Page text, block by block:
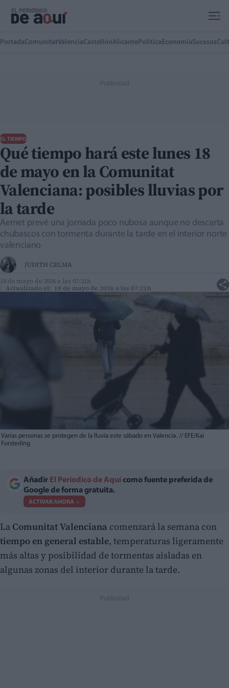
PortadaComunitatValenciaCastellónAlicante Política EconomíaSucesos
EL TIEMPO
Qué tiempo hará este lunes 18
de mayo en la Comunitat
Valenciana: posibles lluvias por
la tarde
Aemet prevé una jornada poco nubosa aunque no descarta
chubascos con tormenta durante la tarde en el interior norte
valenciano
JUDITH CELMA
18 de mayo de 2026 a las 07:21h
Actualizado el: 18 de mayo de 2026 a las 07:21h
Varias personas se protegen de la lluvia este sábado en Valencia. // EFE/Kai
Forsterling
Añadir El Periodico de Aquí como fuente preferida de
Google de forma gratuita.
ACTIVAR AHORA
La Comunitat Valenciana comenzará la semana con
tiempo en general estable, temperaturas ligeramente
más altas y posibilidad de tormentas aisladas en
algunas zonas del interior durante la tarde.